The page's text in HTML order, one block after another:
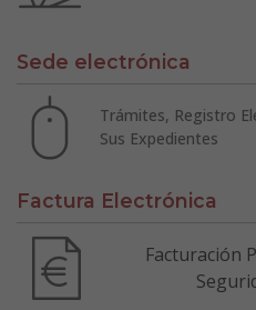
Sede electrónica
Trámites, Registro
Sus Expedientes
Factura Electrónica
Facturación